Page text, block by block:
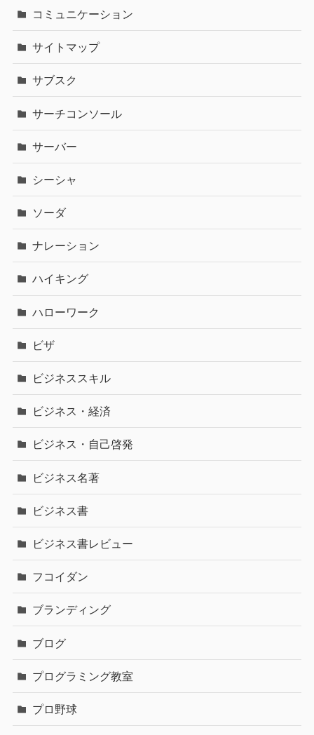
コミュニケーション
サイトマップ
サブスク
サーチコンソール
サーバー
シーシャ
ソーダ
ナレーション
ハイキング
ハローワーク
ビザ
ビジネススキル
ビジネス・経済
ビジネス・自己啓発
ビジネス名著
ビジネス書
ビジネス書レビュー
フコイダン
ブランディング
ブログ
プログラミング教室
プロ野球